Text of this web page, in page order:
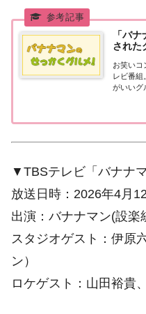
「バ
された
お笑いコ
レビ番組
がいいグ
▼TBSテレビ「バナナ
放送日時：2026年4月
出演：バナナマン(設楽
スタジオゲスト：伊原
ン）
ロケゲスト：山田裕貴